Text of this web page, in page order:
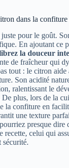
dans la confiture
pour le goût.
En ajoutant ce
la douceur
de fraîcheur qui
tout : le citron aide
Son acidité
ralentissant le
De plus, lors de la
la confiture en
une texture
presque dire
recette, celui qui
sécurité.